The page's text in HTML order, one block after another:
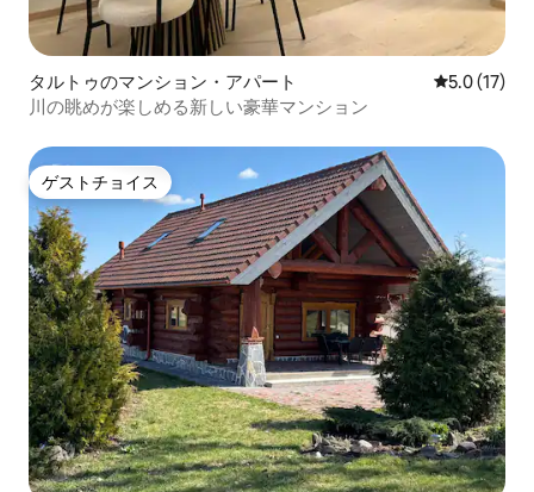
タルトゥのマンション・アパート レビュー17
5.0 (17)
川の眺めが楽しめる新しい豪華マンション
ゲストチョイス
ゲストチョイス